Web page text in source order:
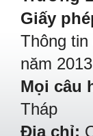
Giấy
Thông
năm 2013
Mọi câu
Tháp
Địa chỉ: